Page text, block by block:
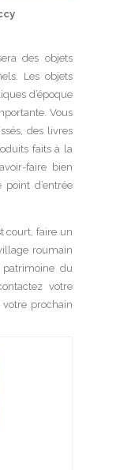
des objets
Les objets
d’époque
Vous
des livres
faits à la
faire bien
d’entrée
court, faire un
roumain
du
votre
prochain